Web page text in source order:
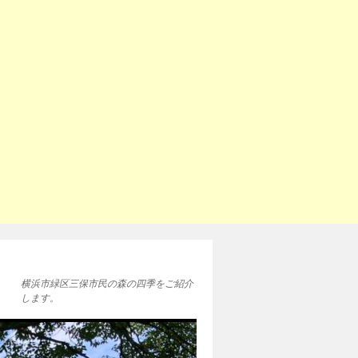
横浜市緑区三保市民の森の四季をご紹介
します。